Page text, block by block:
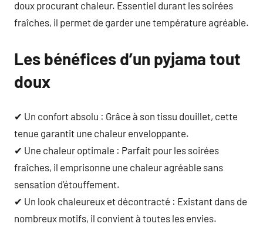
doux procurant chaleur. Essentiel durant les soirées
fraîches, il permet de garder une température agréable.
Les bénéfices d’un pyjama tout
doux
✔ Un confort absolu : Grâce à son tissu douillet, cette
tenue garantit une chaleur enveloppante.
✔ Une chaleur optimale : Parfait pour les soirées
fraîches, il emprisonne une chaleur agréable sans
sensation d’étouffement.
✔ Un look chaleureux et décontracté : Existant dans de
nombreux motifs, il convient à toutes les envies.